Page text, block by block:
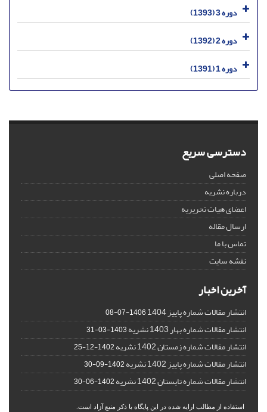
دوره 3 (1393)
دوره 2 (1392)
دوره 1 (1391)
دسترسی سریع
صفحه اصلی
درباره نشریه
اعضای هیات تحریریه
ارسال مقاله
تماس با ما
نقشه سایت
آخرین اخبار
انتشار مقالات شماره پاییز 1404 1406-07-08
انتشار مقالات شماره بهار 1403 نشریه 1403-03-31
انتشار مقالات شماره زمستان 1402 نشریه 1402-12-25
انتشار مقالات شماره پاییز 1402 نشریه 1402-09-30
انتشار مقالات شماره تابستان 1402 نشریه 1402-06-30
استفاده از مطالب ارایه شده در این پایگاه با ذکر منبع آزاد است.